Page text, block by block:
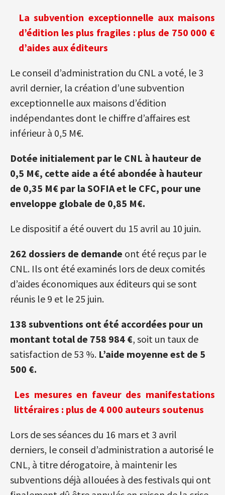
La subvention exceptionnelle aux maisons
d’édition les plus fragiles : plus de 750 000 €
d’aides aux éditeurs
Le conseil d’administration du CNL a voté, le 3
avril dernier, la création d’une subvention
exceptionnelle aux maisons d’édition
indépendantes dont le chiffre d’affaires est
inférieur à 0,5 M€.
Dotée initialement par le CNL à hauteur de
0,5 M€, cette aide a été abondée à hauteur
de 0,35 M€ par la SOFIA et le CFC, pour une
enveloppe globale de 0,85 M€.
Le dispositif a été ouvert du 15 avril au 10 juin.
262 dossiers de demande ont été reçus par le
CNL. Ils ont été examinés lors de deux comités
d’aides économiques aux éditeurs qui se sont
réunis le 9 et le 25 juin.
138 subventions ont été accordées pour un
montant total de 758 984 €, soit un taux de
satisfaction de 53 %. L’aide moyenne est de 5
500 €.
Les mesures en faveur des manifestations
littéraires : plus de 4 000 auteurs soutenus
Lors de ses séances du 16 mars et 3 avril
derniers, le conseil d’administration a autorisé le
CNL, à titre dérogatoire, à maintenir les
subventions déjà allouées à des festivals qui ont